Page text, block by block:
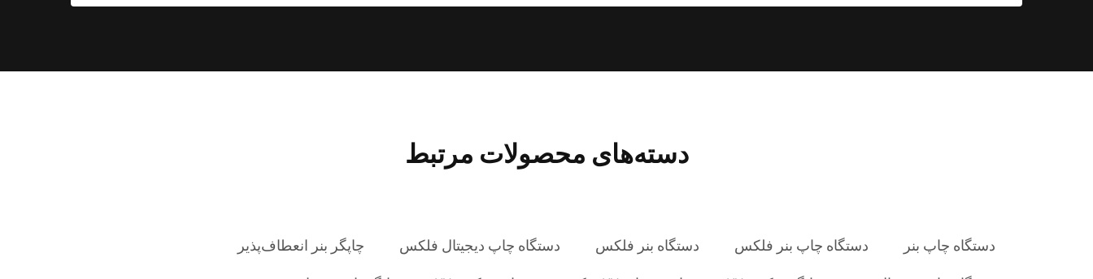
دسته‌های محصولات مرتبط
دستگاه چاپ بنر دستگاه چاپ بنر فلکس دستگاه بنر فلکس دستگاه چاپ دیجیتال فلکس چاپگر بنر انعطاف‌پذیر